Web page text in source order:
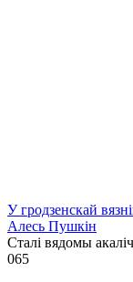
У гродзенскай
Алесь Пушкін
Сталі вядомы
065